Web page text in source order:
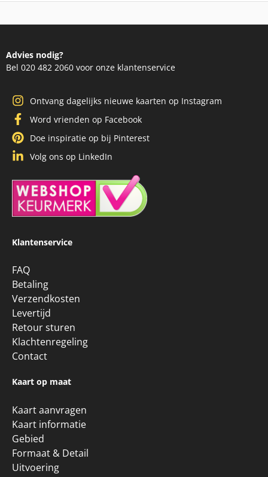
Advies nodig?
Bel 020 482 2060 voor onze klantenservice
Ontvang dagelijks nieuwe kaarten op Instagram
Word vrienden op Facebook
Doe inspiratie op bij Pinterest
Volg ons op LinkedIn
Klantenservice
FAQ
Betaling
Verzendkosten
Levertijd
Retour sturen
Klachtenregeling
Contact
Kaart op maat
Kaart aanvragen
Kaart informatie
Gebied
Formaat & Detail
Uitvoering